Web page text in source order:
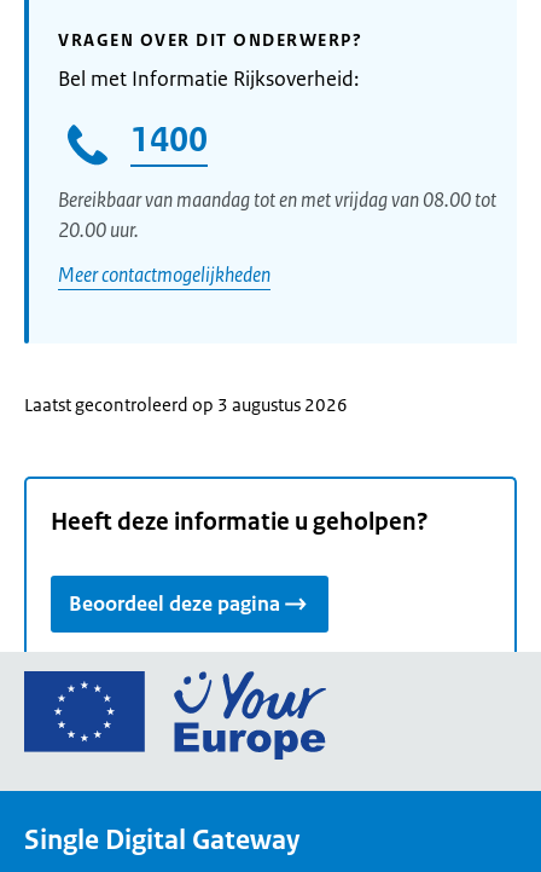
VRAGEN OVER DIT ONDERWERP?
Bel met Informatie Rijksoverheid:
1400
Bereikbaar van maandag tot en met vrijdag van 08.00 tot
20.00 uur.
Meer contactmogelijkheden
Laatst gecontroleerd op 3 augustus 2026
Heeft deze informatie u geholpen?
Beoordeel deze pagina
Ga
de
Single Digital Gateway